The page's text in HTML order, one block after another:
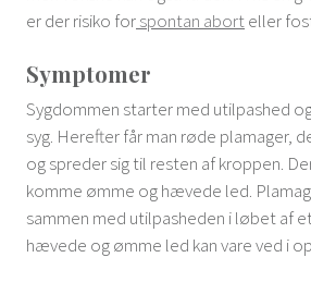
er der risiko forspontan aborteller
Symptomer
Sygdommen starter med utilpashed
syg. Herefter får man røde plamager,
og spreder sig til resten af kroppen.
komme ømme og hævede led.
sammen med utilpasheden i løbet af
hævede og ømme led kan vare ved i